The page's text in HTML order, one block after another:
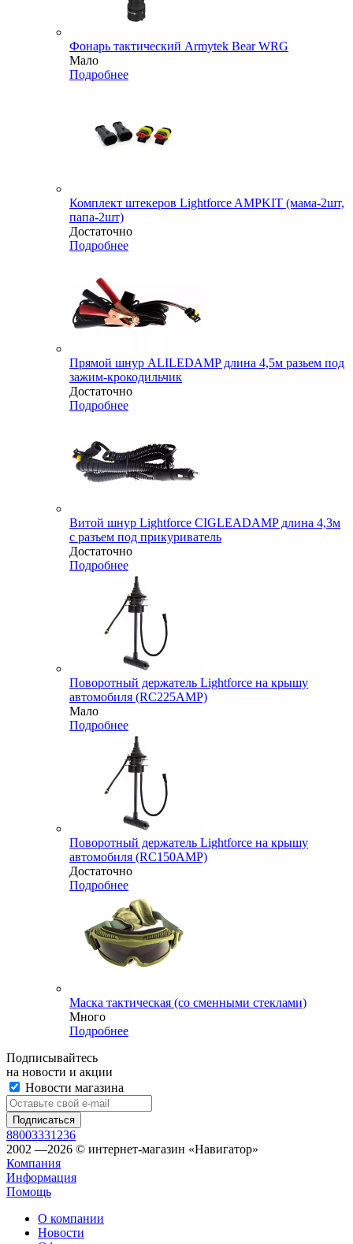
Фонарь тактический Armytek Bear WRG
Мало
Подробнее
Комплект штекеров Lightforce AMPKIT (мама-2шт,
папа-2шт)
Достаточно
Подробнее
Прямой шнур ALILEDAMP длина 4,5м разьем под
зажим-крокодильчик
Достаточно
Подробнее
Витой шнур Lightforce CIGLEADAMP длина 4,3м
с разъем под прикуриватель
Достаточно
Подробнее
Поворотный держатель Lightforce на крышу
автомобиля (RC225AMP)
Мало
Подробнее
Поворотный держатель Lightforce на крышу
автомобиля (RC150AMP)
Достаточно
Подробнее
Маска тактическая (со сменными стеклами)
Много
Подробнее
Подписывайтесь
на новости и акции
Новости магазина
88003331236
2002 —2026 © интернет-магазин «Навигатор»
Компания
Информация
Помощь
О компании
Новости